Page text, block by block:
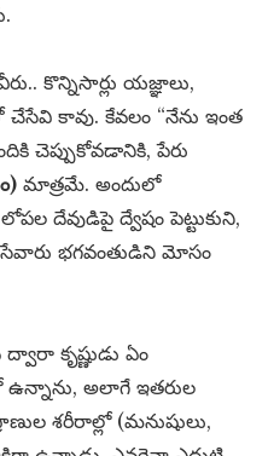
కొన్నిసార్లు యజ్ఞాలు,
చేసేవి కావు. కేవలం “నేను ఇంత
చెప్పుకోవడానికి, పేరు
మాత్రమే. అందులో
దేవుడిపై ద్వేషం పెట్టుకుని,
భగవంతుడిని మోసం
కృష్ణుడు ఏం
ఉన్నాను, అలాగే ఇతరుల
శరీరాల్లో (మనుషులు,